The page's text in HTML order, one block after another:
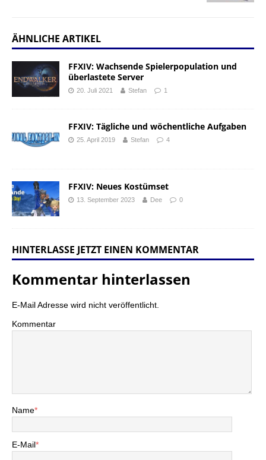
ÄHNLICHE ARTIKEL
FFXIV: Wachsende Spielerpopulation und
überlastete Server
20. Juli 2021 Stefan 1
FFXIV: Tägliche und wöchentliche Aufgaben
25. April 2019 Stefan 4
FFXIV: Neues Kostümset
13. September 2023 Dee 0
HINTERLASSE JETZT EINEN KOMMENTAR
Kommentar hinterlassen
E-Mail Adresse wird nicht veröffentlicht.
Kommentar
Name*
E-Mail*